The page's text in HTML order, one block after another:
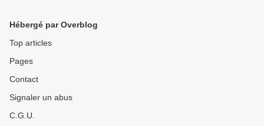
Hébergé par Overblog
Top articles
Pages
Contact
Signaler un abus
C.G.U.